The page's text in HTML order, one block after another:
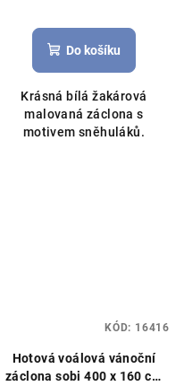
hodnocení
produktu
z
5
hvězdiček.
Do košíku
Krásná bílá žakárová
malovaná záclona s
motivem sněhuláků.
Hotová voálová vánoční
záclona sobi 400 x 160 cm
KÓD: 16416